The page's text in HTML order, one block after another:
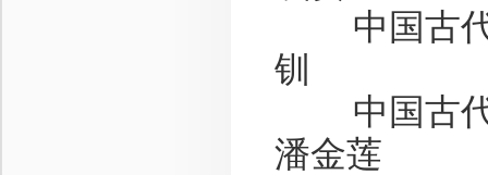
中国古代
钏
中国古代
潘金莲